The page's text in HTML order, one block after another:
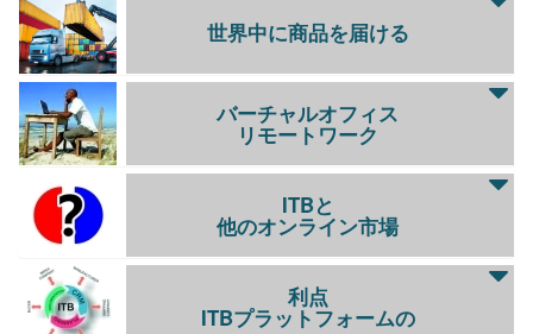
世界中に商品を届ける
バーチャルオフィス
リモートワーク
ITBと
他のオンライン市場
利点
ITBプラットフォームの